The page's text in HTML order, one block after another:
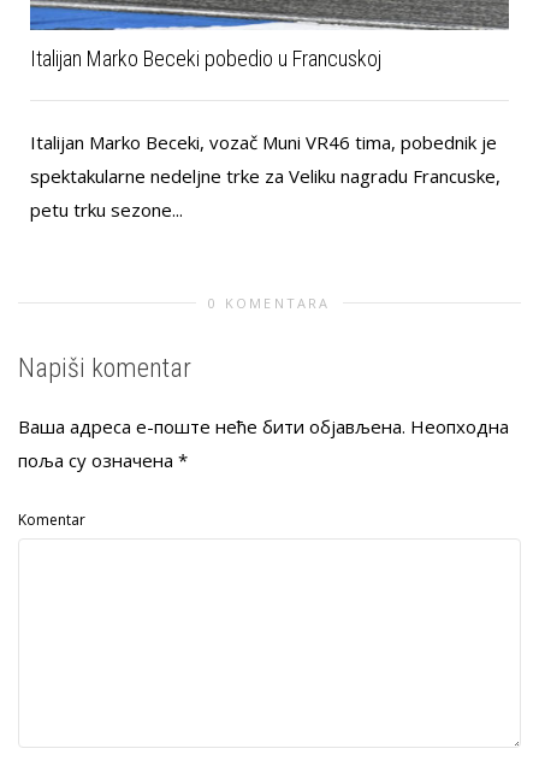
Italijan Marko Beceki pobedio u Francuskoj
Italijan Marko Beceki, vozač Muni VR46 tima, pobednik je
spektakularne nedeljne trke za Veliku nagradu Francuske,
petu trku sezone...
0 KOMENTARA
Napiši komentar
Ваша адреса е-поште неће бити објављена. Неопходна
поља су означена *
Komentar